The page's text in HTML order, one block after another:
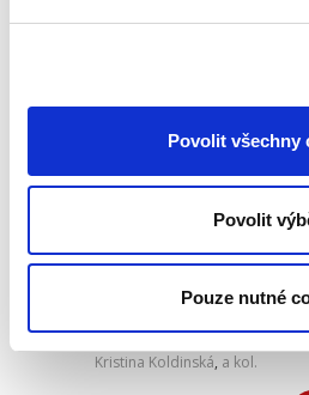
Povolit všechny
Povolit
Pouze nutné
Kristina Koldinská, a kol.